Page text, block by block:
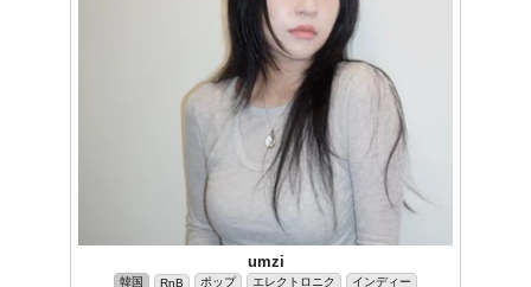
umzi
韓国 RnB ポップ エレクトロニク インディー